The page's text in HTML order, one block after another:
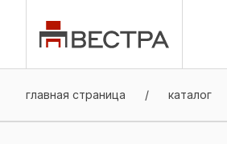
главная страница / каталог